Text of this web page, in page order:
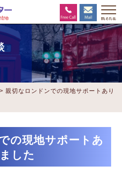
>親切なロンドンでの現地サポートあり
の現地サポートあ
した